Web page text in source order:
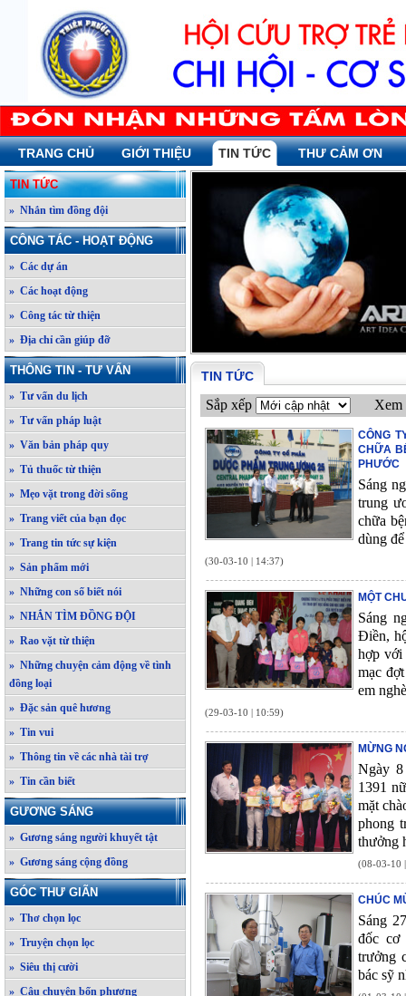
TRANG CHỦ GIỚI THIỆU TIN TỨC THƯ CẢM ƠN
TIN TỨC
» Nhắn tìm đồng đội
CÔNG TÁC - HOẠT ĐỘNG
» Các dự án
» Các hoạt động
» Công tác từ thiện
» Địa chỉ cần giúp đỡ
THÔNG TIN - TƯ VẤN
» Tư vấn du lịch
» Tư vấn pháp luật
» Văn bản pháp quy
» Tủ thuốc từ thiện
» Mẹo vặt trong đời sống
» Trang viết của bạn đọc
» Trang tin tức sự kiện
» Sản phẩm mới
» Những con số biết nói
» NHẮN TÌM ĐỒNG ĐỘI
» Rao vặt từ thiện
» Những chuyện cảm động về tình
đồng loại
» Đặc sản quê hương
» Tin vui
» Thông tin về các nhà tài trợ
» Tin cần biết
GƯƠNG SÁNG
» Gương sáng người khuyết tật
» Gương sáng cộng đồng
GÓC THƯ GIÃN
» Thơ chọn lọc
» Truyện chọn lọc
» Siêu thị cười
» Câu chuyện bốn phương
TIN TỨC
Sắp xếp Xem
CÔNG
CHỮA
PHƯỚC
Sáng
trung
chữa
dùng
(30-03-10 | 14:37)
MỘT
Sáng
Điền,
hợp với
mạc
em
(29-03-10 | 10:59)
MỪNG
Ngày
1391
mặt
phong
thưởng
(08-03-10
CHÚC
Sáng
đốc cơ
trưởng
bác sỹ